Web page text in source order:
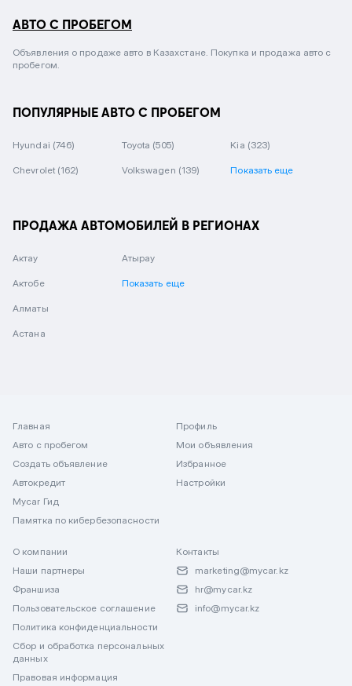
АВТО С ПРОБЕГОМ
Объявления о продаже авто в Казахстане. Покупка и продажа авто с
пробегом.
ПОПУЛЯРНЫЕ АВТО С ПРОБЕГОМ
Hyundai (746) Toyota (505) Kia (323)
Chevrolet (162) Volkswagen (139) Показать еще
ПРОДАЖА АВТОМОБИЛЕЙ В РЕГИОНАХ
Актау
Актобе
Алматы
Астана
Атырау
Показать еще
Главная
Авто с пробегом
Создать объявление
Автокредит
Mycar Гид
Памятка по кибербезопасности
Профиль
Мои объявления
Избранное
Настройки
О компании
Наши партнеры
Франшиза
Пользовательское соглашение
Политика конфиденциальности
Сбор и обработка персональных
данных
Правовая информация
Контакты
marketing@mycar.kz
hr@mycar.kz
info@mycar.kz